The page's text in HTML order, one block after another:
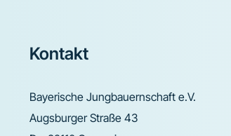
Footer
Kontakt
Bayerische Jungbauernschaft e.V.
Augsburger Straße 43